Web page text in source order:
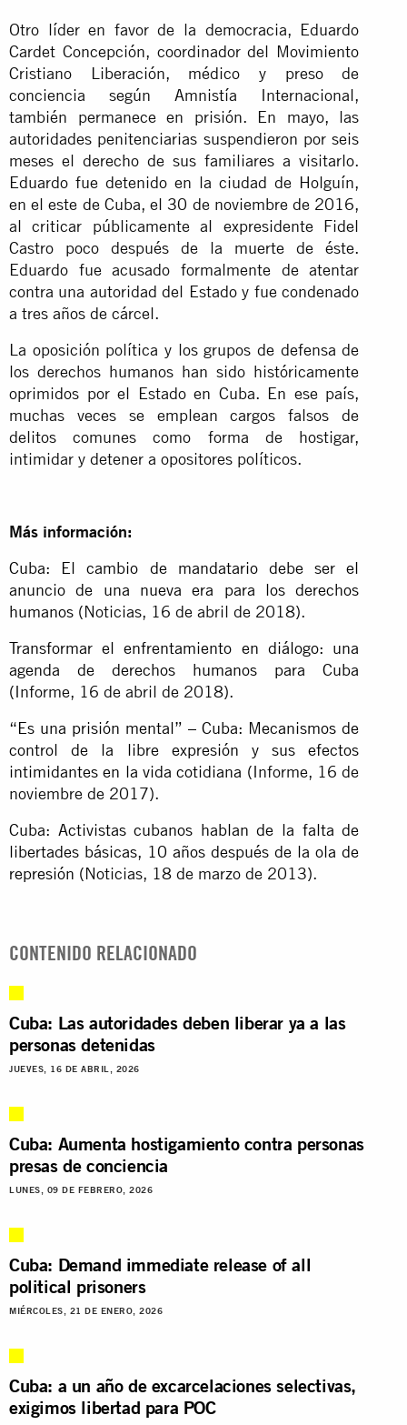
Otro líder en favor de la democracia, Eduardo
Cardet Concepción, coordinador del Movimiento
Cristiano Liberación, médico y preso de
conciencia según Amnistía Internacional,
también permanece en prisión. En mayo, las
autoridades penitenciarias suspendieron por seis
meses el derecho de sus familiares a visitarlo.
Eduardo fue detenido en la ciudad de Holguín,
en el este de Cuba, el 30 de noviembre de 2016,
al criticar públicamente al expresidente Fidel
Castro poco después de la muerte de éste.
Eduardo fue acusado formalmente de atentar
contra una autoridad del Estado y fue condenado
a tres años de cárcel.
La oposición política y los grupos de defensa de
los derechos humanos han sido históricamente
oprimidos por el Estado en Cuba. En ese país,
muchas veces se emplean cargos falsos de
delitos comunes como forma de hostigar,
intimidar y detener a opositores políticos.
Más información:
Cuba: El cambio de mandatario debe ser el
anuncio de una nueva era para los derechos
humanos (Noticias, 16 de abril de 2018).
Transformar el enfrentamiento en diálogo: una
agenda de derechos humanos para Cuba
(Informe, 16 de abril de 2018).
“Es una prisión mental” – Cuba: Mecanismos de
control de la libre expresión y sus efectos
intimidantes en la vida cotidiana (Informe, 16 de
noviembre de 2017).
Cuba: Activistas cubanos hablan de la falta de
libertades básicas, 10 años después de la ola de
represión (Noticias, 18 de marzo de 2013).
CONTENIDO RELACIONADO
Cuba: Las autoridades deben liberar ya a las
personas detenidas
JUEVES, 16 DE ABRIL, 2026
Cuba: Aumenta hostigamiento contra personas
presas de conciencia
LUNES, 09 DE FEBRERO, 2026
Cuba: Demand immediate release of all
political prisoners
MIÉRCOLES, 21 DE ENERO, 2026
Cuba: a un año de excarcelaciones selectivas,
exigimos libertad para POC